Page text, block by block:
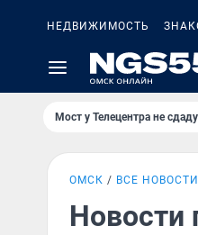
НЕДВИЖИМОСТЬ
Мост у Телецентра не
ОМСК ВСЕ НОВОСТИ
Новости